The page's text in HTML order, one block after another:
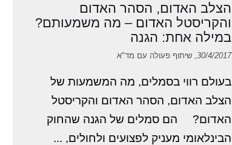
הצלב האדום, הסהר האדום
והקריסטל האדום – מה משמעותם?
במילה אחת: הגנה
30/4/2017, שיתוף פעולה עם מד"א
בעולם רווי בסמלים, מה המשמעות של
הצלב האדום, הסהר האדום והקריסטל
האדום? הם סמלים של הגנה שהחוק
הבינלאומי מעניק לפצועים ולחולים, ...